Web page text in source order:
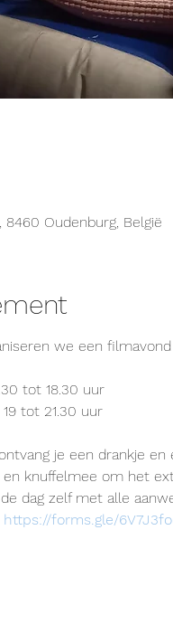
8460 Oudenburg, België
we een
tot 18.30 uur
tot 21.30 uur
je een drankje en
knuffelmee om het
dag zelf met alle
https://forms.gle/